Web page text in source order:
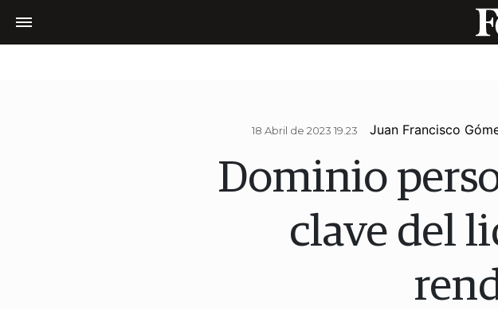
18 Abril de 2023 19.23 Juan Francisco
Dominio
clave del